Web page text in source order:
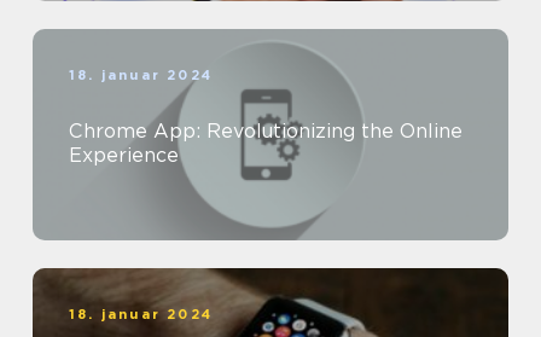
18. januar 2024
Chrome App: Revolutionizing the Online
Experience
18. januar 2024